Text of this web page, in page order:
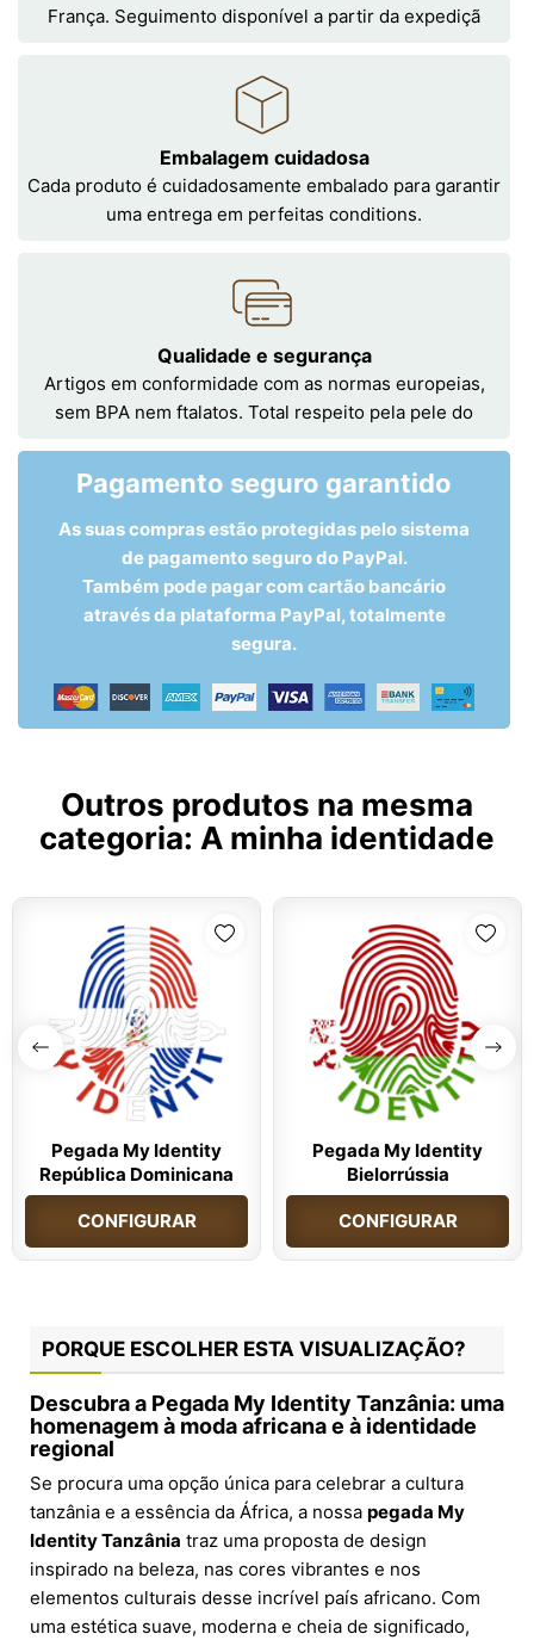
França. Seguimento disponível a partir da expediçã
Embalagem cuidadosa
Cada produto é cuidadosamente embalado para garantir
uma entrega em perfeitas conditions.
Qualidade e segurança
Artigos em conformidade com as normas europeias,
sem BPA nem ftalatos. Total respeito pela pele do
Pagamento seguro garantido
As suas compras estão protegidas pelo sistema
de pagamento seguro do PayPal.
Também pode pagar com cartão bancário
através da plataforma PayPal, totalmente
segura.
Outros produtos na mesma
categoria: A minha identidade
Pegada My Identity
República Dominicana
CONFIGURAR
Pegada My Identity
Bielorrússia
CONFIGURAR
PORQUE ESCOLHER ESTA VISUALIZAÇÃO?
Descubra a Pegada My Identity Tanzânia: uma
homenagem à moda africana e à identidade
regional
Se procura uma opção única para celebrar a cultura
tanzânia e a essência da África, a nossa pegada My
Identity Tanzânia traz uma proposta de design
inspirado na beleza, nas cores vibrantes e nos
elementos culturais desse incrível país africano. Com
uma estética suave, moderna e cheia de significado,